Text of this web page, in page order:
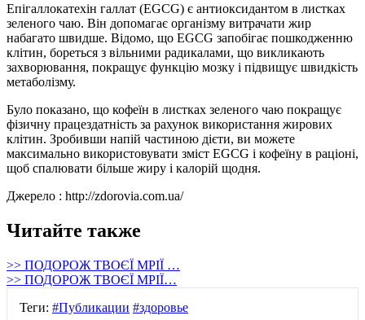
Епігаллокатехін галлат (EGCG) є антиоксидантом в листках
зеленого чаю. Він допомагає організму витрачати жир
набагато швидше. Відомо, що EGCG запобігає пошкодженню
клітин, бореться з вільними радикалами, що викликають
захворювання, покращує функцію мозку і підвищує швидкість
метаболізму.
Було показано, що кофеїн в листках зеленого чаю покращує
фізичну працездатність за рахунок використання жирових
клітин. Зробивши напій частиною дієти, ви можете
максимально використовувати зміст EGCG і кофеїну в раціоні,
щоб спалювати більше жиру і калорій щодня.
Джерело : http://zdorovia.com.ua/
Читайте также
>> ПОДОРОЖ ТВОЄЇ МРІЇ …
>> ПОДОРОЖ ТВОЄЇ МРІЇ…
Теги: #Публикации #здоровье